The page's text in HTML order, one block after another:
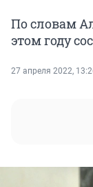
По словам
этом году
27 апреля 2022,